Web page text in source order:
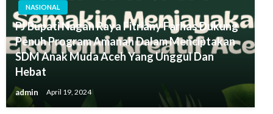
NASIONAL
PJ Bupati Nagan Raya Fitriany Farhas Dukung
Penuh Program Amanah Dalam Menciptakan
SDM Anak Muda Aceh Yang Unggul Dan
Hebat
admin April 19, 2024